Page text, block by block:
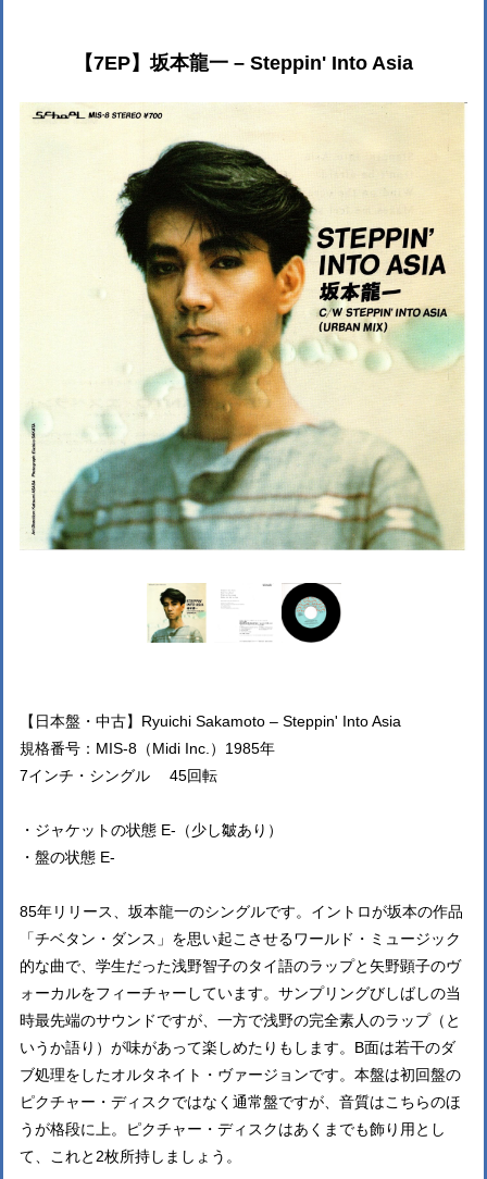
【7EP】坂本龍一 – Steppin' Into Asia
【日本盤・中古】Ryuichi Sakamoto – ‎Steppin' Into Asia
規格番号：MIS-8（Midi Inc.）1985年
7インチ・シングル 45回転
・ジャケットの状態 E-（少し皺あり）
・盤の状態 E-
85年リリース、坂本龍一のシングルです。イントロが坂本の作品
「チベタン・ダンス」を思い起こさせるワールド・ミュージック
的な曲で、学生だった浅野智子のタイ語のラップと矢野顕子のヴ
ォーカルをフィーチャーしています。サンプリングびしばしの当
時最先端のサウンドですが、一方で浅野の完全素人のラップ（と
いうか語り）が味があって楽しめたりもします。B面は若干のダ
ブ処理をしたオルタネイト・ヴァージョンです。本盤は初回盤の
ピクチャー・ディスクではなく通常盤ですが、音質はこちらのほ
うが格段に上。ピクチャー・ディスクはあくまでも飾り用とし
て、これと2枚所持しましょう。